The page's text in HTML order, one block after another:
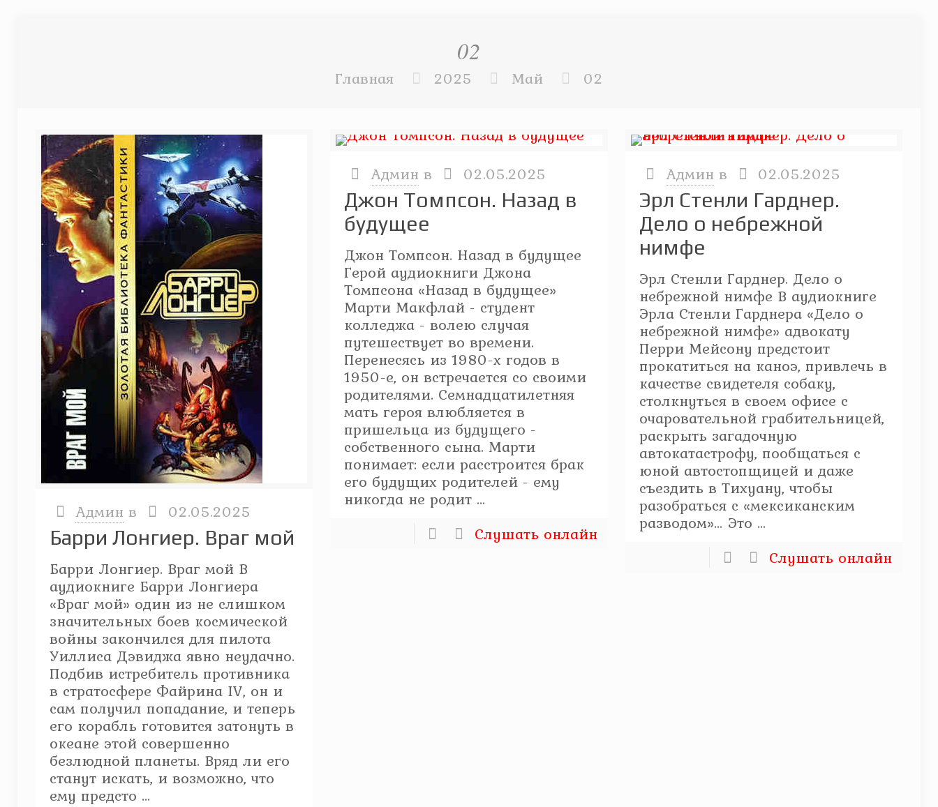
02
Главная 2025 Май 02
Админ в 02.05.2025
Барри Лонгиер. Враг мой
Барри Лонгиер. Враг мой В
аудиокниге Барри Лонгиера
«Враг мой» один из не слишком
значительных боев космической
войны закончился для пилота
Уиллиса Дэвиджа явно неудачно.
Подбив истребитель противника
в стратосфере Файрина IV, он и
сам получил попадание, и теперь
его корабль готовится затонуть в
океане этой совершенно
безлюдной планеты. Вряд ли его
станут искать, и возможно, что
ему предсто ...
Админ в 02.05.2025
Джон Томпсон. Назад в
будущее
Джон Томпсон. Назад в будущее
Герой аудиокниги Джона
Томпсона «Назад в будущее»
Марти Макфлай - студент
колледжа - волею случая
путешествует во времени.
Перенесясь из 1980-х годов в
1950-е, он встречается со своими
родителями. Семнадцатилетняя
мать героя влюбляется в
пришельца из будущего -
собственного сына. Марти
понимает: если расстроится брак
его будущих родителей - ему
никогда не родит ...
Слушать онлайн
Админ в 02.05.2025
Эрл Стенли Гарднер.
Дело о небрежной
нимфе
Эрл Стенли Гарднер. Дело о
небрежной нимфе В аудиокниге
Эрла Стенли Гарднера «Дело о
небрежной нимфе» адвокату
Перри Мейсону предстоит
прокатиться на каноэ, привлечь в
качестве свидетеля собаку,
столкнуться в своем офисе с
очаровательной грабительницей,
раскрыть загадочную
автокатастрофу, пообщаться с
юной автостопщицей и даже
съездить в Тихуану, чтобы
разобраться с «мексиканским
разводом»… Это ...
Слушать онлайн